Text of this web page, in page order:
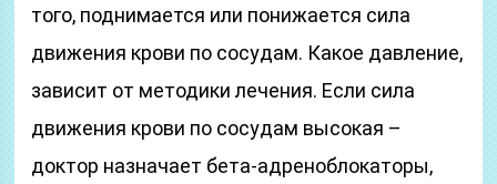
того, поднимается или понижается сила
движения крови по сосудам. Какое давление,
зависит от методики лечения. Если сила
движения крови по сосудам высокая –
доктор назначает бета-адреноблокаторы,